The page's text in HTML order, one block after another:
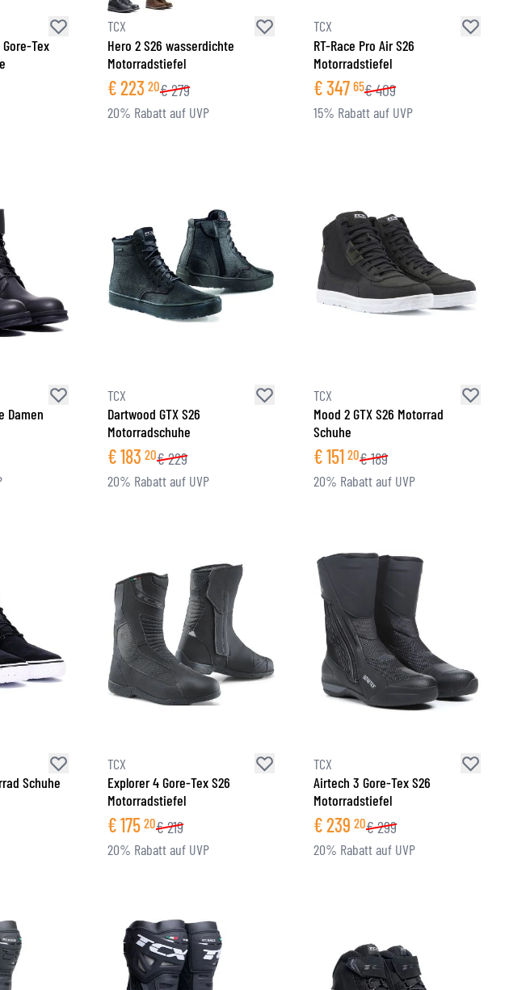
Tex
TCX
Hero 2 S26 wasserdichte
Motorradstiefel
€223 20€279
20% Rabatt auf UVP
TCX
RT-Race Pro Air S26
Motorradstiefel
€347 65€409
15% Rabatt auf UVP
Damen
TCX
Dartwood GTX S26
Motorradschuhe
€183 20€229
20% Rabatt auf UVP
TCX
Mood 2 GTX S26 Motorrad
Schuhe
€151 20€189
20% Rabatt auf UVP
Schuhe
TCX
Explorer 4 Gore-Tex S26
Motorradstiefel
€175 20€219
20% Rabatt auf UVP
TCX
Airtech 3 Gore-Tex S26
Motorradstiefel
€239 20€299
20% Rabatt auf UVP